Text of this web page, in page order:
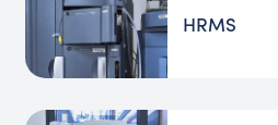
HRMS